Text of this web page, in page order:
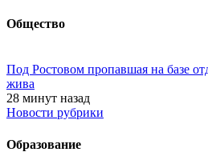
Общество
Под Ростовом пропавшая на базе
жива
28 минут назад
Новости рубрики
Образование